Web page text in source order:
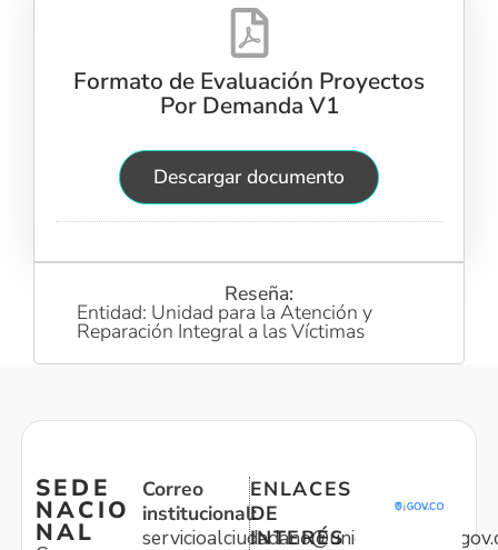
Formato de Evaluación Proyectos
Por Demanda V1
Descargar documento
Reseña:
Entidad: Unidad para la Atención y
Reparación Integral a las Víctimas
SEDE
NACIO
NAL
Correo
institucional:
ENLACES
DE
INTERÉS